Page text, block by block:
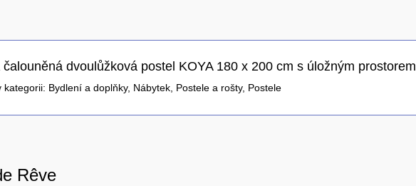
dvoulůžková postel KOYA 180 x 200 cm s úložným prostorem
kategorii: Bydlení a doplňky, Nábytek, Postele a rošty, Postele
Rêve